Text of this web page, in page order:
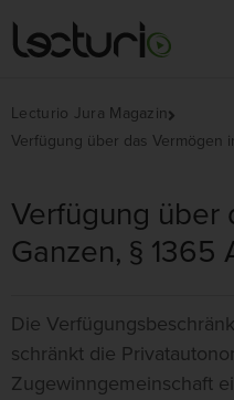
Lecturio Jura Magazin
Verfügung über das Vermögen
Verfügung über
Ganzen, § 1365
Die
schränkt die
Zugewinngemeinschaft